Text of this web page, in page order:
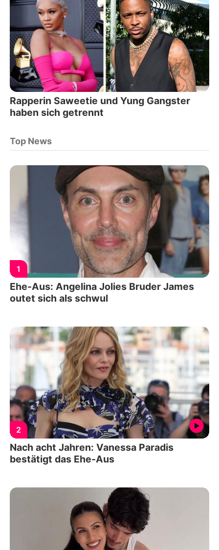
Rapperin Saweetie und Yung Gangster
haben sich getrennt
Top News
1
Ehe-Aus: Angelina Jolies Bruder James
outet sich als schwul
2
Nach acht Jahren: Vanessa Paradis
bestätigt das Ehe-Aus